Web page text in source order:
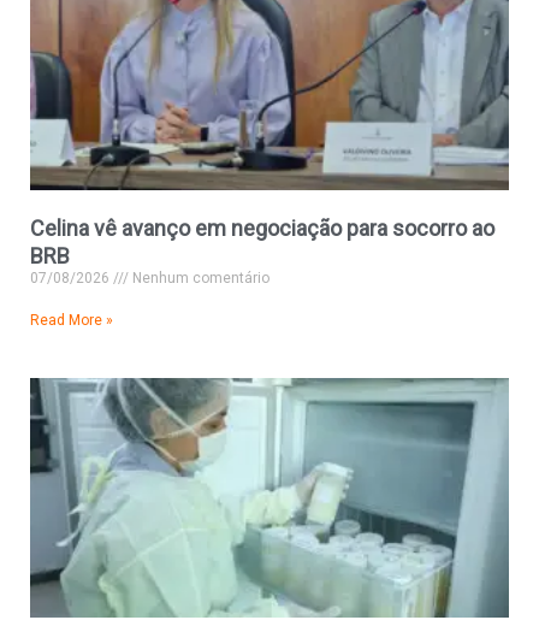
Celina vê avanço em negociação para socorro ao
BRB
07/08/2026 Nenhum comentário
Read More »